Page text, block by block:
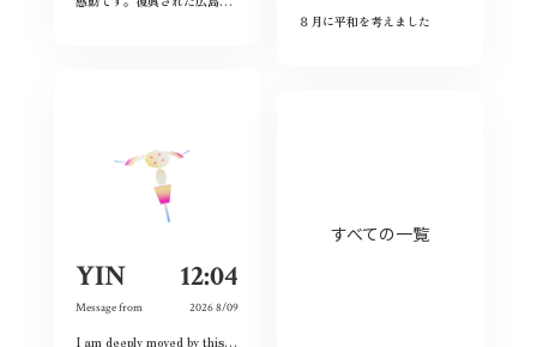
８月に平和を考えました
YIN 12:04
Message from 2026 8/09
I am deeply moved by this exhibition because I have witnessed the spirit of courage and never-give-up among the land and the people. Although this city had once completely destroyed, but the people still believed the future and ordinary lives. That’s what I love this city so much and today is my second time visiting Hiroshima 🥰❤️
すべての一覧